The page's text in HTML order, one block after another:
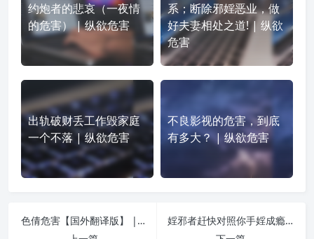
约炮者的悲哀（一夜情
的危害） | 纵欲危害
系；断除邪婬恶业，做
好夫妻相处之道! | 纵欲
危害
出轨破财丢工作毁家庭
一个不落 | 纵欲危害
不良影视的危害，到底
有多大？ | 纵欲危害
色倩危害【国外翻译版】 | 纵欲危害
婬邪者赶快对照你手婬成瘾的程度！ | 纵欲危害